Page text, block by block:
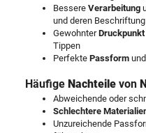
Bessere Verarbeitung
und deren Beschriftung
GewohnterDruckpunkt
Tippen
Perfekte Passform und
Häufige Nachteile von
Abweichende oder
Schlechtere
Unzureichende